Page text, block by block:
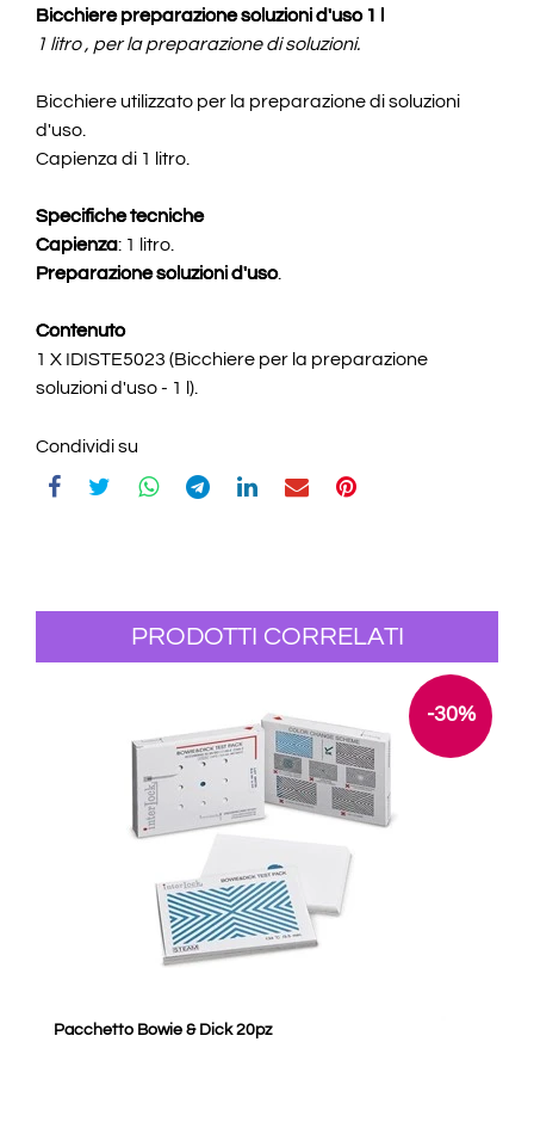
Bicchiere preparazione soluzioni d'uso 1 l
1 litro , per la preparazione di soluzioni.
Bicchiere utilizzato per la preparazione di soluzioni
d'uso.
Capienza di 1 litro.
Specifiche tecniche
Capienza: 1 litro.
Preparazione soluzioni d'uso.
Contenuto
1 X IDISTE5023 (Bicchiere per la preparazione
soluzioni d'uso - 1 l).
Condividi su
PRODOTTI CORRELATI
-30%
Pacchetto Bowie & Dick 20pz